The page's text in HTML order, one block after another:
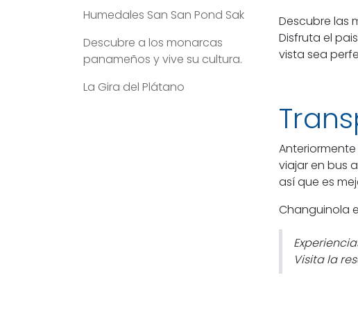
Humedales San San Pond Sak
Descubre a los monarcas
panameños y vive su cultura.
La Gira del Plátano
Descubre las
Disfruta el
vista sea
viajar en bus
así que es
Changuinola
Visita la